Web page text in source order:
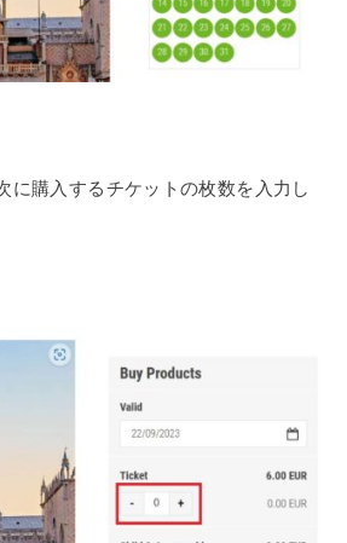
に購入するチケットの枚数を入力し